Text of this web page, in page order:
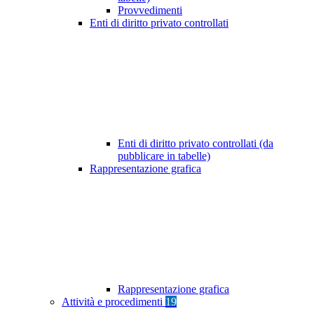
Provvedimenti
Enti di diritto privato controllati
Enti di diritto privato controllati (da
pubblicare in tabelle)
Rappresentazione grafica
Rappresentazione grafica
Attività e procedimenti 19